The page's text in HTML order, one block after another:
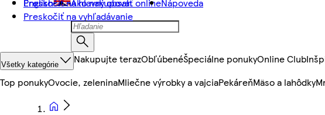
Preskočiť na hlavný obsah
Preskočiť na vyhľadávanie
English Ako nakupovať onlineNápoveda
Všetky kategórie Nakupujte terazObľúbenéŠpeciálne ponukyOnline Club
Top ponukyOvocie, zeleninaMliečne výrobky a vajciaPekáreňMäso a lahôdky